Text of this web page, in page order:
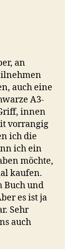
an
auch eine
A3-
innen
vorrangig
ich die
ich ein
möchte,
kaufen.
Buch und
es ist ja
Sehr
auch